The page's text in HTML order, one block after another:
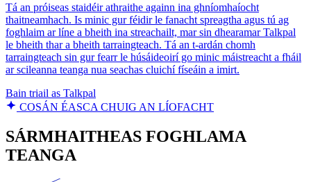
Tá an próiseas staidéir athraithe againn ina ghníomhaíocht
thaitneamhach. Is minic gur féidir le fanacht spreagtha agus tú ag
foghlaim ar líne a bheith ina streachailt, mar sin dhearamar Talkpal
le bheith thar a bheith tarraingteach. Tá an t-ardán chomh
tarraingteach sin gur fearr le húsáideoirí go minic máistreacht a fháil
ar scileanna teanga nua seachas cluichí físeáin a imirt.
Bain triail as Talkpal
COSÁN ÉASCA CHUIG AN LÍOFACHT
SÁRMHAITHEAS FOGHLAMA
TEANGA